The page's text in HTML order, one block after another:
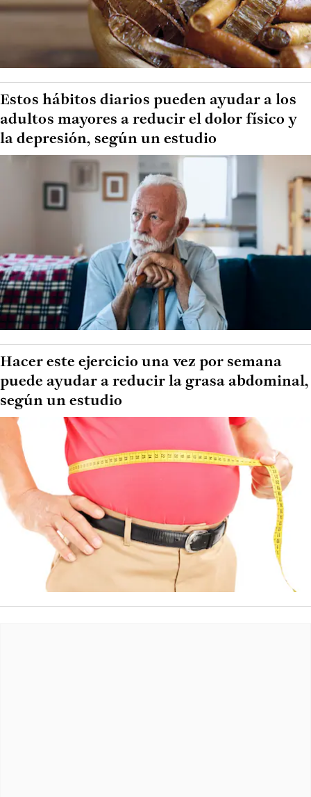
Estos hábitos diarios pueden ayudar a los
adultos mayores a reducir el dolor físico y
la depresión, según un estudio
Hacer este ejercicio una vez por semana
puede ayudar a reducir la grasa abdominal,
según un estudio